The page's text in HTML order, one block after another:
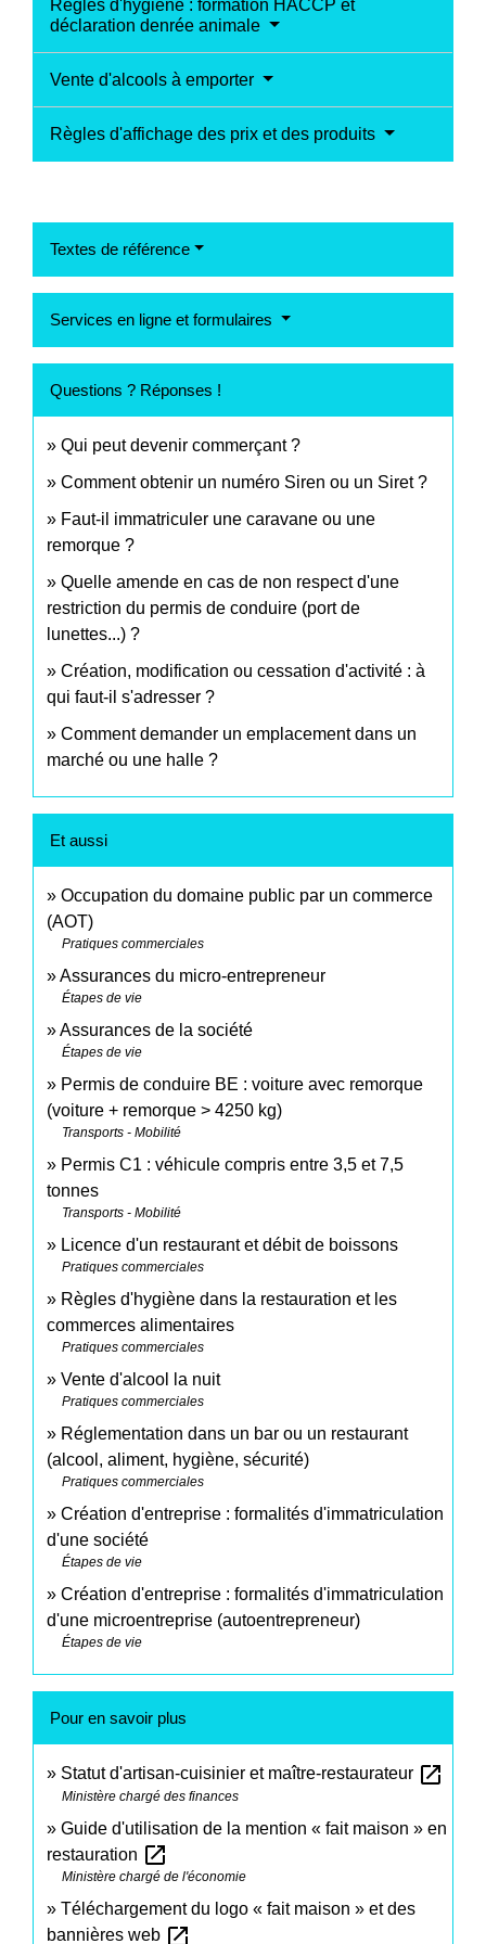
Règles d'hygiène : formation HACCP et
déclaration denrée animale
Vente d'alcools à emporter
Règles d'affichage des prix et des produits
Textes de référence
Services en ligne et formulaires
Questions ? Réponses !
Qui peut devenir commerçant ?
Comment obtenir un numéro Siren ou un Siret ?
Faut-il immatriculer une caravane ou une
remorque ?
Quelle amende en cas de non respect d'une
restriction du permis de conduire (port de
lunettes...) ?
Création, modification ou cessation d'activité : à
qui faut-il s'adresser ?
Comment demander un emplacement dans un
marché ou une halle ?
Et aussi
Occupation du domaine public par un commerce
(AOT)
Pratiques commerciales
Assurances du micro-entrepreneur
Étapes de vie
Assurances de la société
Étapes de vie
Permis de conduire BE : voiture avec remorque
(voiture + remorque > 4250 kg)
Transports - Mobilité
Permis C1 : véhicule compris entre 3,5 et 7,5
tonnes
Transports - Mobilité
Licence d'un restaurant et débit de boissons
Pratiques commerciales
Règles d'hygiène dans la restauration et les
commerces alimentaires
Pratiques commerciales
Vente d'alcool la nuit
Pratiques commerciales
Réglementation dans un bar ou un restaurant
(alcool, aliment, hygiène, sécurité)
Pratiques commerciales
Création d'entreprise : formalités d'immatriculation
d'une société
Étapes de vie
Création d'entreprise : formalités d'immatriculation
d'une microentreprise (autoentrepreneur)
Étapes de vie
Pour en savoir plus
Statut d'artisan-cuisinier et maître-restaurateur open_in_new
Ministère chargé des finances
Guide d'utilisation de la mention « fait maison » en
restauration open_in_new
Ministère chargé de l'économie
Téléchargement du logo « fait maison » et des
bannières web open_in_new